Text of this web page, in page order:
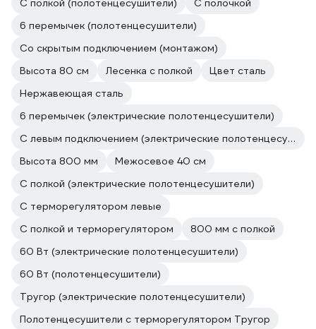
С полкой (полотенцесушители)
С полочкой
6 перемычек (полотенцесушители)
Со скрытым подключением (монтажом)
Высота 80 см
Лесенка с полкой
Цвет сталь
Нержавеющая сталь
6 перемычек (электрические полотенцесушители)
С левым подключением (электрические полотенцесушители)
Высота 800 мм
Межосевое 40 см
С полкой (электрические полотенцесушители)
С терморегулятором левые
С полкой и терморегулятором
800 мм с полкой
60 Вт (электрические полотенцесушители)
60 Вт (полотенцесушители)
Тругор (электрические полотенцесушители)
Полотенцесушители с терморегулятором Тругор